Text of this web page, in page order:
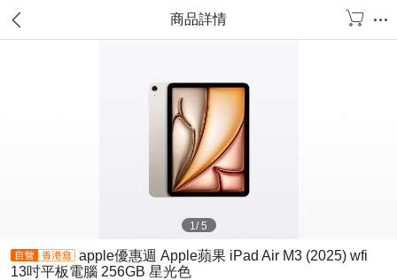
商品詳情
1/5
apple優惠週 Apple蘋果 iPad Air M3 (2025) wfi
13吋平板電腦 256GB 星光色